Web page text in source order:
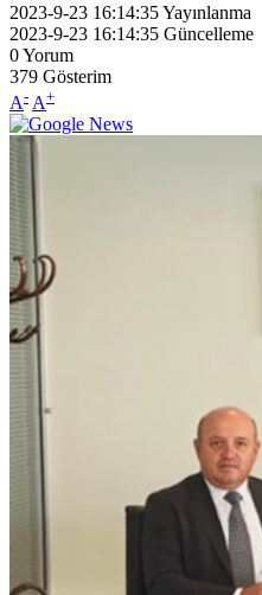
2023-9-23 16:14:35Yayınlanma
2023-9-23 16:14:35 Güncelleme
0Yorum
379 Gösterim
A- A+